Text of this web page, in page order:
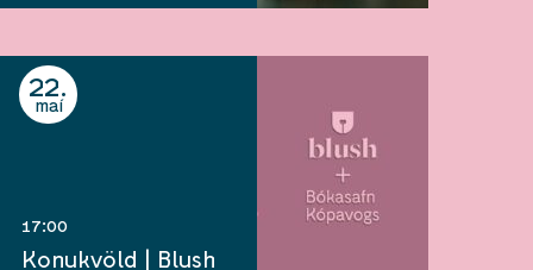
22
maí
17:00
Konukvöld | Blush